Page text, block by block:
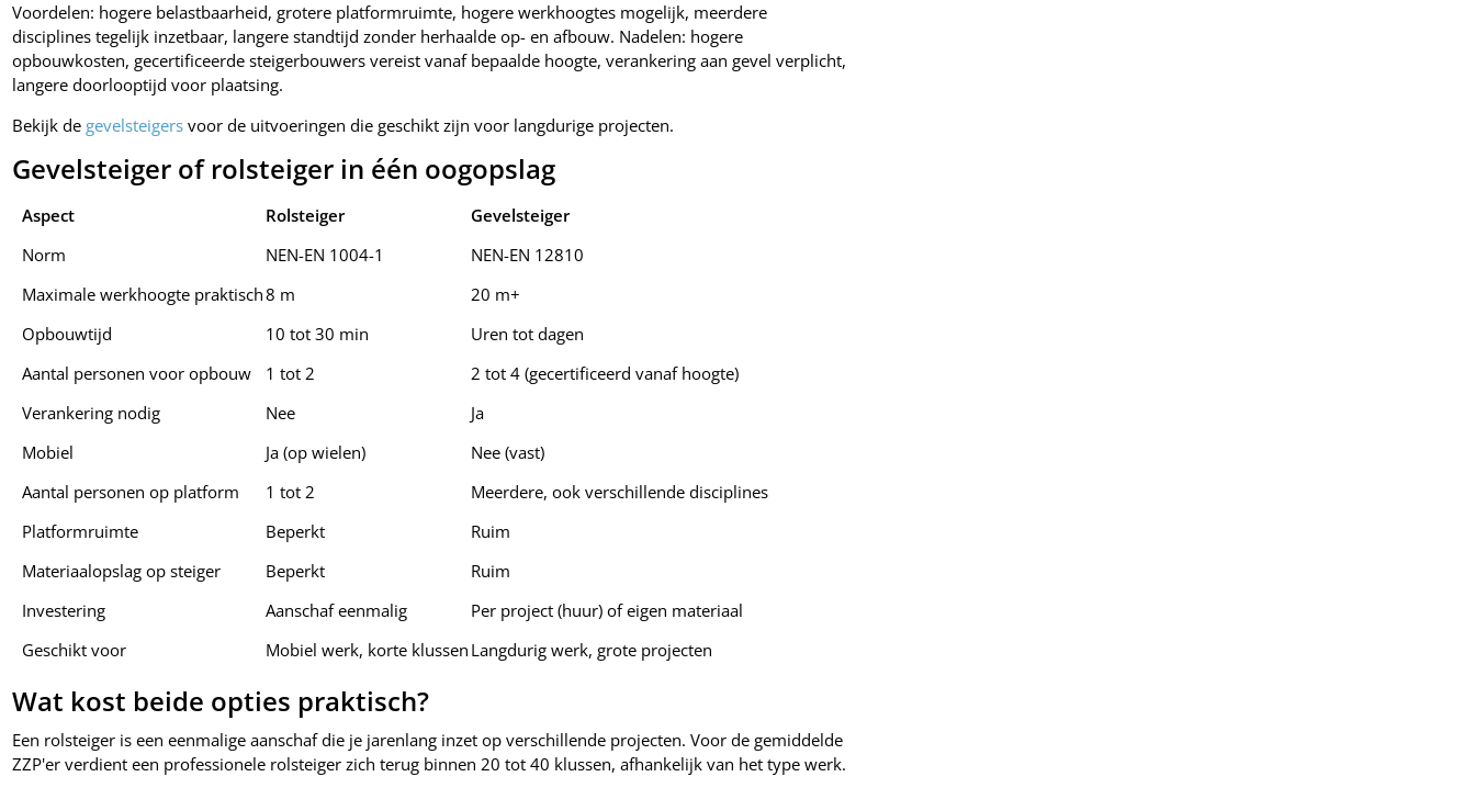
Voordelen: hogere belastbaarheid, grotere platformruimte, hogere werkhoogtes mogelijk, meerdere
disciplines tegelijk inzetbaar, langere standtijd zonder herhaalde op- en afbouw. Nadelen: hogere
opbouwkosten, gecertificeerde steigerbouwers vereist vanaf bepaalde hoogte, verankering aan gevel verplicht,
langere doorlooptijd voor plaatsing.
Bekijk de gevelsteigers voor de uitvoeringen die geschikt zijn voor langdurige projecten.
Gevelsteiger of rolsteiger in één oogopslag
Aspect Rolsteiger
Gevelsteiger
Norm
NEN-EN 1004-1
NEN-EN 12810
Maximale werkhoogte praktisch8 m
20 m+
Opbouwtijd
10 tot 30 min
Uren tot dagen
Aantal personen voor opbouw
1 tot 2
2 tot 4 (gecertificeerd vanaf hoogte)
Verankering nodig
Nee
Ja
Mobiel
Ja (op wielen)
Nee (vast)
Aantal personen op platform
1 tot 2
Meerdere, ook verschillende disciplines
Platformruimte
Beperkt
Ruim
Materiaalopslag op steiger
Beperkt
Ruim
Investering
Aanschaf eenmalig
Per project (huur) of eigen materiaal
Geschikt voor
Mobiel werk, korte klussen Langdurig werk, grote projecten
Wat kost beide opties praktisch?
Een rolsteiger is een eenmalige aanschaf die je jarenlang inzet op verschillende projecten. Voor de gemiddelde
ZZP'er verdient een professionele rolsteiger zich terug binnen 20 tot 40 klussen, afhankelijk van het type werk.